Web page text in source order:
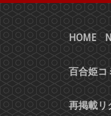
HOME
百合姫コ
再掲載リ